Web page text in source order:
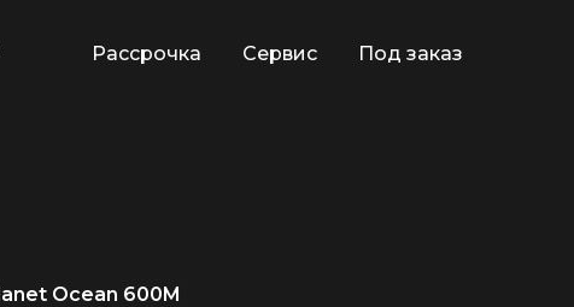
Рассрочка Сервис Под заказ
Ocean 600M